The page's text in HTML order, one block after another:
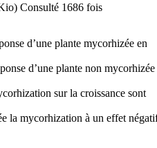
Consulté 1686 fois
d’une plante mycorhizée en
d’une plante non mycorhizée
sur la croissance sont
la mycorhization à un effet